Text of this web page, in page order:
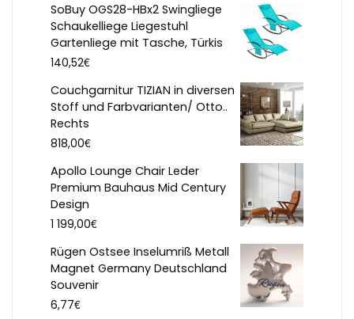
SoBuy OGS28-HBx2 Swingliege
Schaukelliege Liegestuhl
Gartenliege mit Tasche, Türkis
140,52€
Couchgarnitur TIZIAN in diversen
Stoff und Farbvarianten/ Otto..
Rechts
818,00€
Apollo Lounge Chair Leder
Premium Bauhaus Mid Century
Design
1 199,00€
Rügen Ostsee Inselumriß Metall
Magnet Germany Deutschland
Souvenir
6,77€